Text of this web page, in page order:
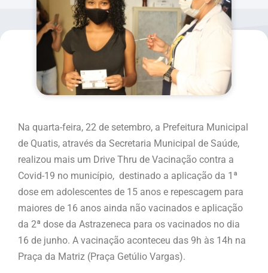
Na quarta-feira, 22 de setembro, a Prefeitura Municipal
de Quatis, através da Secretaria Municipal de Saúde,
realizou mais um Drive Thru de Vacinação contra a
Covid-19 no município, destinado a aplicação da 1ª
dose em adolescentes de 15 anos e repescagem para
maiores de 16 anos ainda não vacinados e aplicação
da 2ª dose da Astrazeneca para os vacinados no dia
16 de junho. A vacinação aconteceu das 9h às 14h na
Praça da Matriz (Praça Getúlio Vargas).